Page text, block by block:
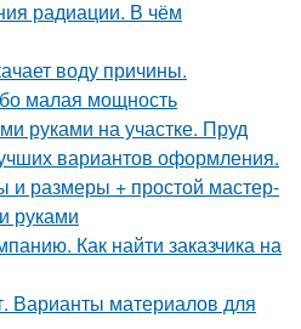
радиации. В чём
воду причины.
малая мощность
руками на участке. Пруд
вариантов оформления.
и размеры + простой мастер-
руками
Как найти заказчика на
Варианты материалов для